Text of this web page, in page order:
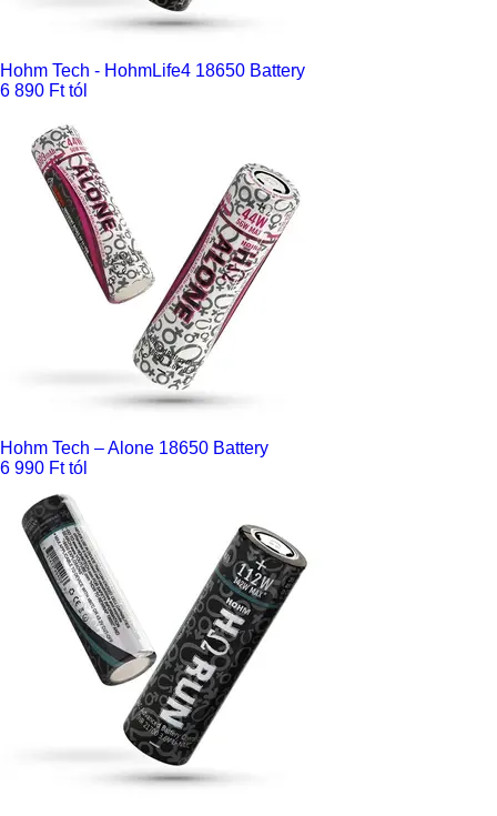
Hohm Tech - HohmLife4 18650 Battery
6 890 Ft tól
Hohm Tech – Alone 18650 Battery
6 990 Ft tól